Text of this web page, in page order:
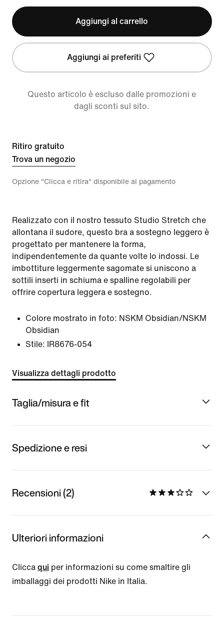
Aggiungi al carrello
Aggiungi ai preferiti
Questo articolo è escluso dalle promozioni e
dagli sconti sul sito.
Ritiro gratuito
Trova un negozio
Opzione "Clicca e ritira" disponibile al pagamento
Realizzato con il nostro tessuto Studio Stretch che
allontana il sudore, questo bra a sostegno leggero è
progettato per mantenere la forma,
indipendentemente da quante volte lo indossi. Le
imbottiture leggermente sagomate si uniscono a
sottili inserti in schiuma e spalline regolabili per
offrire copertura leggera e sostegno.
Colore mostrato in foto: NSKM Obsidian/NSKM
Obsidian
Stile:
IR8676-054
Visualizza dettagli prodotto
Taglia/misura e fit
Spedizione e resi
Recensioni (2)
Ulteriori informazioni
Clicca qui per informazioni su come smaltire gli
imballaggi dei prodotti Nike in Italia.